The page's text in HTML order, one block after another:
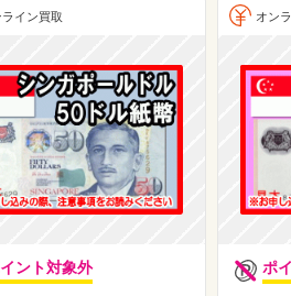
ライン買取
ント対象外
オン
ポ